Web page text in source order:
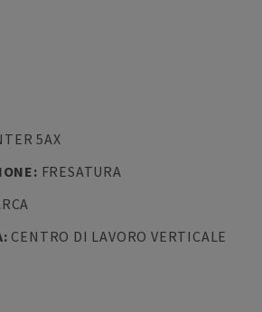
5AX
: FRESATURA
: CENTRO DI LAVORO VERTICALE